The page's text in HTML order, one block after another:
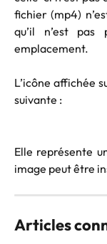
fichier (mp4)
qu’il n’est pas
emplacement.
L’icône affichée
suivante :
Elle représente
image peut être
Articles